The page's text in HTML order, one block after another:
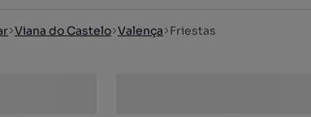
Viana do Castelo Valença Friestas